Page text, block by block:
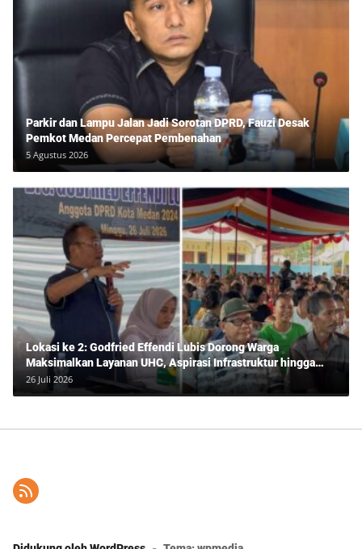
Parkir dan Lampu Jalan Jadi Sorotan DPRD, Fauzi Desak
Pemkot Medan Percepat Pembenahan
5 Agustus 2026
Lokasi ke 2: Godfried Effendi Lubis Dorong Warga
Maksimalkan Layanan UHC, Aspirasi Infrastruktur hingga
Pendidikan Mengemuka dalam Reses Medan Amplas
26 Juli 2026